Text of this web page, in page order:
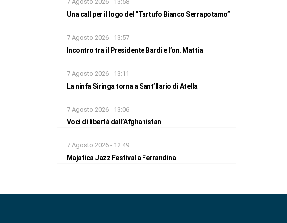
7 Agosto 2026 - 13:58
Una call per il logo del “Tartufo Bianco Serrapotamo”
7 Agosto 2026 - 13:57
Incontro tra il Presidente Bardi e l’on. Mattia
7 Agosto 2026 - 13:11
La ninfa Siringa torna a Sant’Ilario di Atella
7 Agosto 2026 - 13:06
Voci di libertà dall’Afghanistan
7 Agosto 2026 - 12:49
Majatica Jazz Festival a Ferrandina